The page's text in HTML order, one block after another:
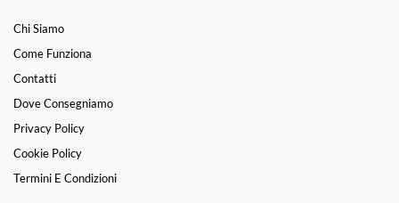
Chi Siamo
Come Funziona
Contatti
Dove Consegniamo
Privacy Policy
Cookie Policy
Termini E Condizioni